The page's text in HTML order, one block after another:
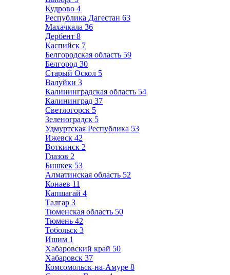
Кудрово 4
Республика Дагестан 63
Махачкала 36
Дербент 8
Каспийск 7
Белгородская область 59
Белгород 30
Старый Оскол 5
Валуйки 3
Калининградская область 54
Калининград 37
Светлогорск 5
Зеленоградск 5
Удмуртская Республика 53
Ижевск 42
Воткинск 2
Глазов 2
Бишкек 53
Алматинская область 52
Конаев 11
Капшагай 4
Талгар 3
Тюменская область 50
Тюмень 42
Тобольск 3
Ишим 1
Хабаровский край 50
Хабаровск 37
Комсомольск-на-Амуре 8